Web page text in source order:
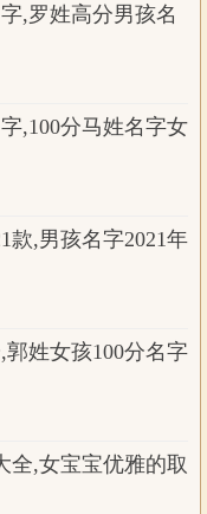
,罗姓高分男孩名
,100分马姓名字女
款,男孩名字2021年
姓女孩100分名字
全,女宝宝优雅的取